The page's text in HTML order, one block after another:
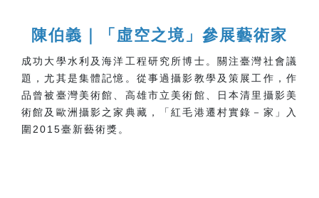
陳伯義 ｜「虛空之境」 參展藝術家
成功大學水利及海洋工程研究所博士。關注臺灣社會議
題，尤其是集體記憶。從事過攝影教學及策展工作，作
品曾被臺灣美術館、高雄市立美術館、日本清里攝影美
術館及歐洲攝影之家典藏，「紅毛港遷村實錄－家」入
圍2015臺新藝術獎。